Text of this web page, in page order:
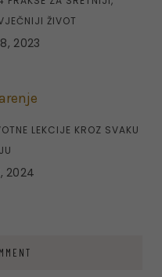
ŽIVOT
2023
LEKCIJE KROZ SVAKU
2024